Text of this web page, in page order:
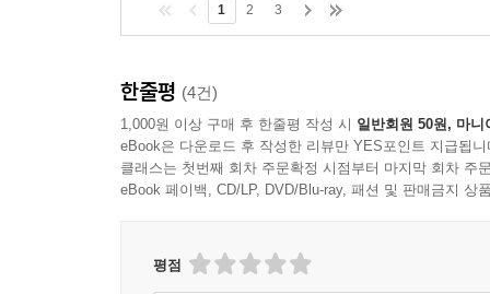
1 2 3
한줄평 (4건)
1,000원 이상 구매 후 한줄평 작성 시 일반회원 50원, 마니
eBook은 다운로드 후 작성한 리뷰만 YES포인트 지급됩니
클래스는 첫번째 회차 주문확정 시점부터 마지막 회차 주
eBook 페이백, CD/LP, DVD/Blu-ray, 패션 및 판매금지 상
평점